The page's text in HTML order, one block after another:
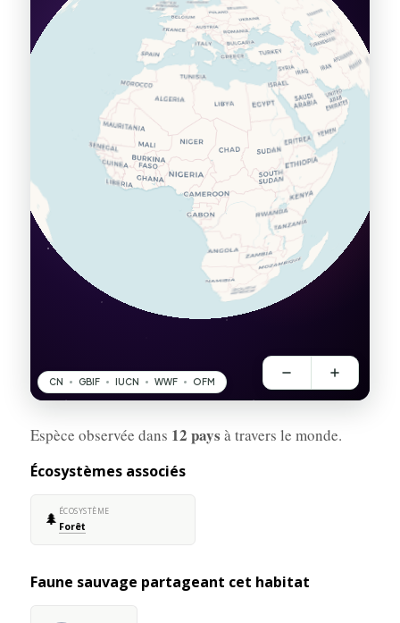
Espèce observée dans 12 pays à travers le monde.
Écosystèmes associés
🌲 ÉCOSYSTÈME
Forêt
Faune sauvage partageant cet habitat